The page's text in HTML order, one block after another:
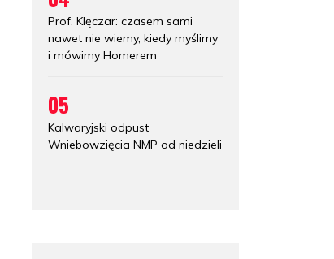
Prof. Klęczar: czasem sami
nawet nie wiemy, kiedy myślimy
i mówimy Homerem
05
Kalwaryjski odpust
Wniebowzięcia NMP od niedzieli